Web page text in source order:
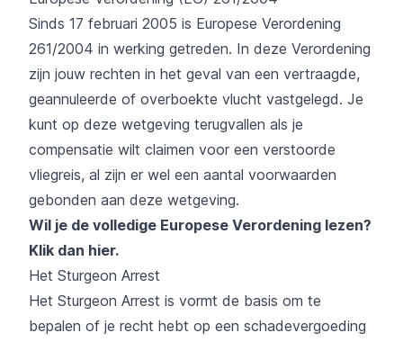
Sinds 17 februari 2005 is Europese Verordening
261/2004 in werking getreden. In deze Verordening
zijn jouw rechten in het geval van een vertraagde,
geannuleerde of overboekte vlucht vastgelegd. Je
kunt op deze wetgeving terugvallen als je
compensatie wilt claimen voor een verstoorde
vliegreis, al zijn er wel een aantal voorwaarden
gebonden aan deze wetgeving.
Wil je de volledige Europese Verordening lezen?
Klik dan hier.
Het Sturgeon Arrest
Het Sturgeon Arrest is vormt de basis om te
bepalen of je recht hebt op een schadevergoeding